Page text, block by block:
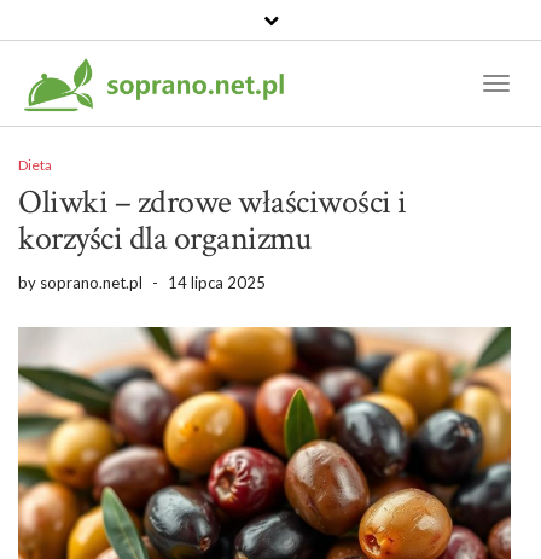
Dieta
Oliwki – zdrowe właściwości i
korzyści dla organizmu
by soprano.net.pl - 14 lipca 2025